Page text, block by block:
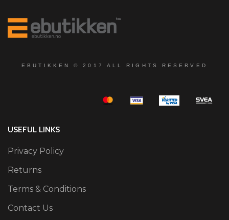
EBUTIKKEN © 2017 ALL RIGHTS RESERVED
USEFUL LINKS
Privacy Policy
Returns
Terms & Conditions
Contact Us